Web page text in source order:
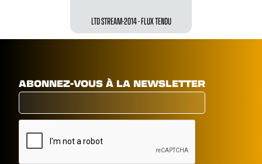
LTD STREAM-2014 - FLUX TENDU
ABONNEZ-VOUS À LA NEWSLETTER